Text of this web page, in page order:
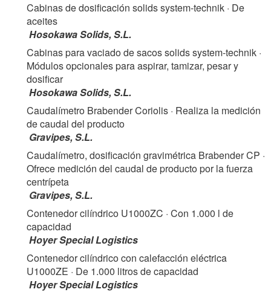
Cabinas de dosificación solids system-technik · De
aceites
Hosokawa Solids, S.L.
Cabinas para vaciado de sacos solids system-technik ·
Módulos opcionales para aspirar, tamizar, pesar y
dosificar
Hosokawa Solids, S.L.
Caudalímetro Brabender Coriolis · Realiza la medición
de caudal del producto
Gravipes, S.L.
Caudalímetro, dosificación gravimétrica Brabender CP ·
Ofrece medición del caudal de producto por la fuerza
centrípeta
Gravipes, S.L.
Contenedor cilíndrico U1000ZC · Con 1.000 l de
capacidad
Hoyer Special Logistics
Contenedor cilíndrico con calefacción eléctrica
U1000ZE · De 1.000 litros de capacidad
Hoyer Special Logistics